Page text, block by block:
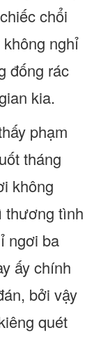
chổi
nghỉ
đống rác
kia.
phạm
tháng
không
thương tình
ngơi ba
ấy chính
bởi vậy
quét